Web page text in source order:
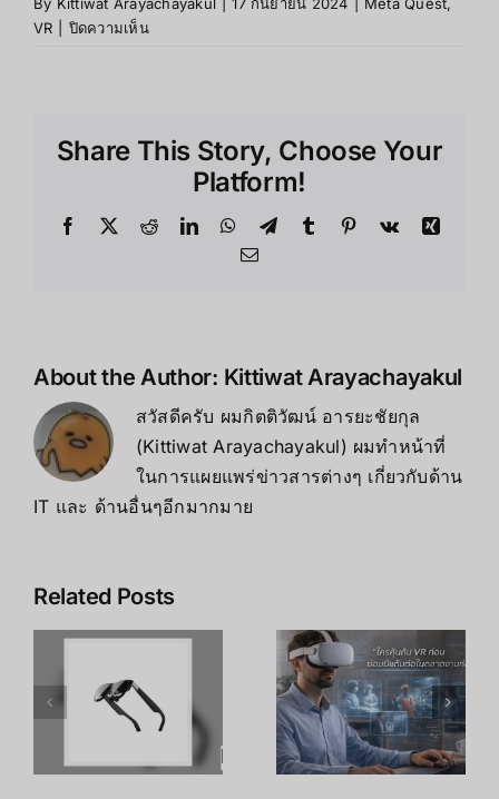
VR
ปิดความเห็นบน
อ
ของMetaverse:จะ
ปฏิวัติ
Share This Story, Choose Your
Platform!
Facebook
X RedditLinkedInWhatsApp
TelegramTumblr Pinterest
Vk
Xing
Email
About the Author: Kittiwat Arayachayakul
สวัสดีครับ ผมกิตติวัฒน์ อารยะชัยกุล
(Kittiwat Arayachayakul) ผมทำหน้าที่
ในการแผยแพร่ข่าวสารต่างๆ เกี่ยวกับด้าน
IT และ ด้านอื่นๆอีกมากมาย
Related Posts
Metaverse:
โอกาสทองที่
คุณเตรียมตัว
เพิ่ม
ประสิทธิภาพ
การเรียนรู้
ของพนักงาน
ด้วย